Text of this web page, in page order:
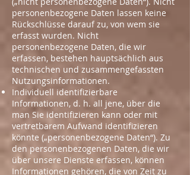
personenbezogene Daten lassen keine
Rückschlüsse darauf zu, von wem sie
erfasst wurden. Nicht
personenbezogene Daten, die wir
erfassen, bestehen hauptsächlich aus
technischen und zusammengefassten
Nutzungsinformationen.
Individuell identifizierbare
Informationen, d. h. all jene, über die
man Sie identifizieren kann oder mit
vertretbarem Aufwand identifizieren
könnte („personenbezogene Daten“). Zu
den personenbezogenen Daten, die wir
über unsere Dienste erfassen, können
Informationen gehören, die von Zeit zu